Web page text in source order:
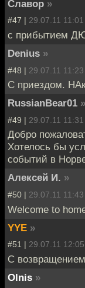
Славор »
#47 | 29.07.11 11:01
с прибытием
Denius »
#48 | 29.07.11 11:23
С приездом.
RussianBear01 »
#49 | 29.07.11 11:31
Добро
Хотелось бы
событий в
Алексей И. »
#50 | 29.07.11 11:43
Welcome to
YYE »
#51 | 29.07.11 12:05
С
Olnis »